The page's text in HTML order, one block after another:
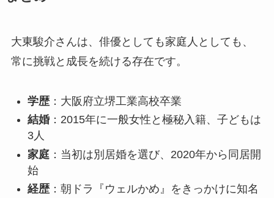
大東駿介さんは、俳優としても家庭人としても、
常に挑戦と成長を続ける存在です。
学歴：大阪府立堺工業高校卒業
結婚：2015年に一般女性と極秘入籍、子どもは
3人
家庭：当初は別居婚を選び、2020年から同居開
始
経歴：朝ドラ『ウェルかめ』をきっかけに知名